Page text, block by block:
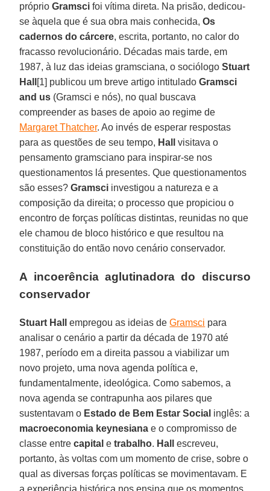
próprioGramsci foi vítima direta. Na prisão, dedicou-
se àquela que é sua obra mais conhecida,Os
cadernos do cárcere, escrita, portanto, no calor do
fracasso revolucionário. Décadas mais tarde, em
1987, à luz das ideias gramsciana, o sociólogoStuart
Hall [1] publicou um breve artigo intituladoGramsci
and us (Gramsci e nós), no qual buscava
compreender as bases de apoio ao regime de
Margaret Thatcher. Ao invés de esperar respostas
para as questões de seu tempo, Hall
visitava o
pensamento gramsciano para inspirar-se nos
questionamentos lá presentes. Que questionamentos
são esses?Gramsci investigou a natureza e a
composição da direita; o processo que propiciou o
encontro de forças políticas distintas, reunidas no que
ele chamou de bloco histórico e que resultou na
constituição do então novo cenário conservador.
A incoerência aglutinadora do discurso
conservador
Stuart Hall empregou as ideias deGramsci para
analisar o cenário a partir da década de 1970 até
1987, período em a direita passou a viabilizar um
novo projeto, uma nova agenda política e,
fundamentalmente, ideológica. Como sabemos, a
nova agenda se contrapunha aos pilares que
sustentavam o Estado de Bem Estar Social inglês: a
macroeconomia keynesiana e o compromisso de
classe entrecapital etrabalho. Hall
escreveu,
portanto, às voltas com um momento de crise, sobre o
qual as diversas forças políticas se movimentavam. E
a experiência histórica nos ensina que os momentos